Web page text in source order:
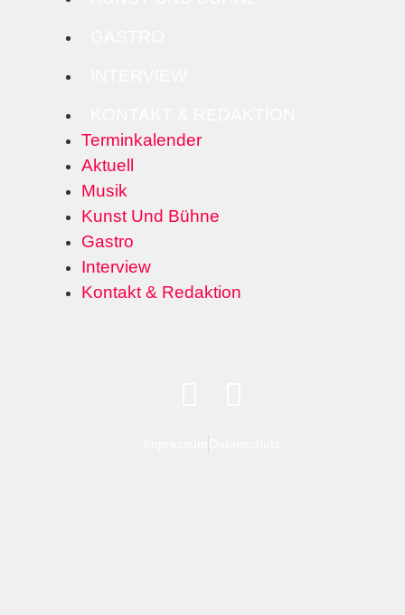
Terminkalender
Aktuell
Musik
Kunst Und Bühne
Gastro
Interview
Kontakt & Redaktion